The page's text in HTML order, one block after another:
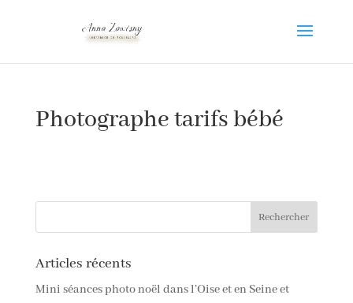
Photographe tarifs bébé
Articles récents
Mini séances photo noël dans l’Oise et en Seine et